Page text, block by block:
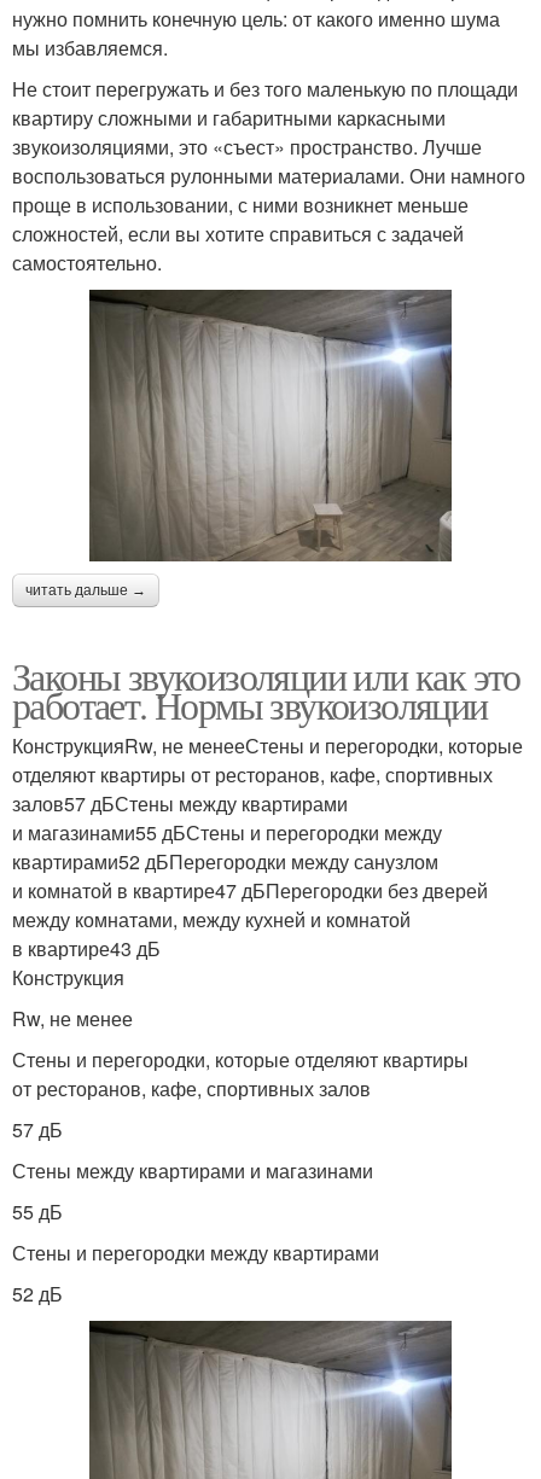
нужно помнить конечную цель: от какого именно шума
мы избавляемся.
Не стоит перегружать и без того маленькую по площади
квартиру сложными и габаритными каркасными
звукоизоляциями, это «съест» пространство. Лучше
воспользоваться рулонными материалами. Они намного
проще в использовании, с ними возникнет меньше
сложностей, если вы хотите справиться с задачей
самостоятельно.
читать дальше →
Законы звукоизоляции или как это
работает. Нормы звукоизоляции
КонструкцияRw, не менееСтены и перегородки, которые
отделяют квартиры от ресторанов, кафе, спортивных
залов57 дБСтены между квартирами
и магазинами55 дБСтены и перегородки между
квартирами52 дБПерегородки между санузлом
и комнатой в квартире47 дБПерегородки без дверей
между комнатами, между кухней и комнатой
в квартире43 дБ
Конструкция
Rw, не менее
Стены и перегородки, которые отделяют квартиры
от ресторанов, кафе, спортивных залов
57 дБ
Стены между квартирами и магазинами
55 дБ
Стены и перегородки между квартирами
52 дБ